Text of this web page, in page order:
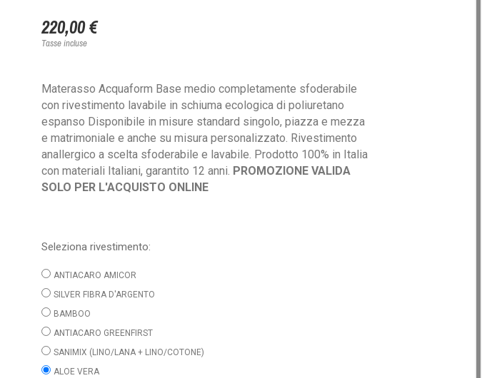
220,00 €
Tasse incluse
Materasso Acquaform Base medio completamente sfoderabile
con rivestimento lavabile in schiuma ecologica di poliuretano
espanso Disponibile in misure standard singolo, piazza e mezza
e matrimoniale e anche su misura personalizzato. Rivestimento
anallergico a scelta sfoderabile e lavabile. Prodotto 100% in Italia
con materiali Italiani, garantito 12 anni. PROMOZIONE VALIDA
SOLO PER L'ACQUISTO ONLINE
Seleziona rivestimento:
ANTIACARO AMICOR
SILVER FIBRA D'ARGENTO
BAMBOO
ANTIACARO GREENFIRST
SANIMIX (LINO/LANA + LINO/COTONE)
ALOE VERA